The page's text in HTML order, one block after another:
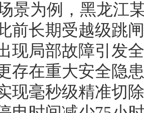
景为例，黑龙江
前长期受越级跳
现局部故障引发
存在重大安全隐
现毫秒级精准切